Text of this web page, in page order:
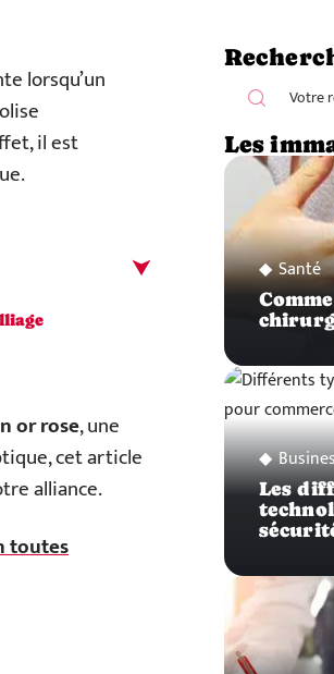
lorsqu’un
il est
or rose, une
cet article
alliance.
toutes
Les
Santé
Les